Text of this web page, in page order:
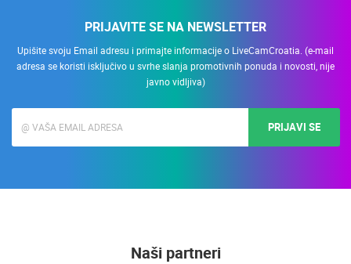
PRIJAVITE SE NA NEWSLETTER
Upišite svoju Email adresu i primajte informacije o LiveCamCroatia. (e-mail
adresa se koristi isključivo u svrhe slanja promotivnih ponuda i novosti, nije
javno vidljiva)
PRIJAVI SE
Naši partneri